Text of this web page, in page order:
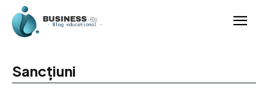
Sancțiuni